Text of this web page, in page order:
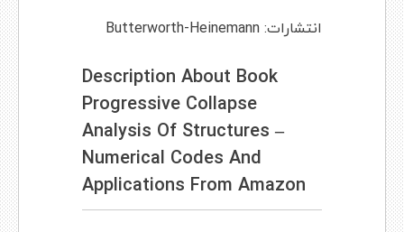
انتشارات: Butterworth-Heinemann
Description About Book
Progressive Collapse
Analysis Of Structures –
Numerical Codes And
Applications From Amazon